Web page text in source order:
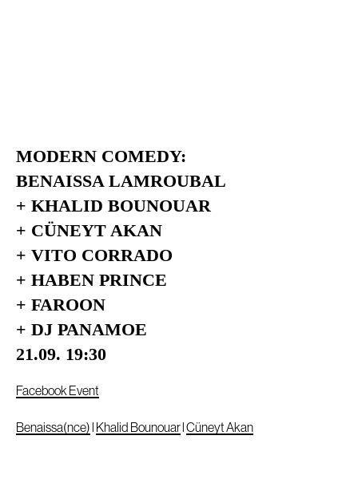
MODERN COMEDY:
BENAISSA LAMROUBAL
+ KHALID BOUNOUAR
+ CÜNEYT AKAN
+ VITO CORRADO
+ HABEN PRINCE
+ FAROON
+ DJ PANAMOE
21.09. 19:30
Facebook Event
Benaissa(nce) Khalid Bounouar Cüneyt Akan